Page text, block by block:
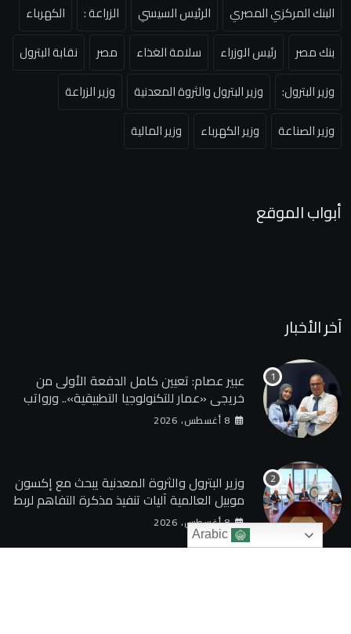
البنك المركزي المصري الرئيس السيسي الزراعة :
الكهرباء
بنك مصر
رئيس الوزراء سلامة الغذاء مصر
نقابة البترول
وزير البترول:
وزير البترول والثروة المعدنية
وزير الزراعة
وزير الصناعة
وزير الكهرباء وزير المالية
أبواب الموقع
آخر الأخبار
عبير عصام: تعيين كامل الدفعة الأولى من
خريجي «عمار للتكنولوجيا التطبيقية».. ورواتب
تصل إلى 13 ألف جنيه
8 أغسطس، 2026
وزير البترول والثروة المعدنية يبحث مع إكسون
موبيل العالمية آليات تنفيذ مذكرة التفاهم لربط
اكتشافات الشركة في قبرص بالبنية التحتية
المصرية
8 أغسطس، 2026